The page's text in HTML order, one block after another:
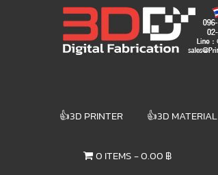
3DD DIGITAL
FABRICATION
3D Printer |
👍3D PRINTER 👍3D MATERIAL
0 ITEMS 0.00 ฿